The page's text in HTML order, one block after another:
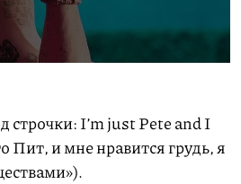
строчки: I’m just Pete and I
Пит, и мне нравится грудь, я